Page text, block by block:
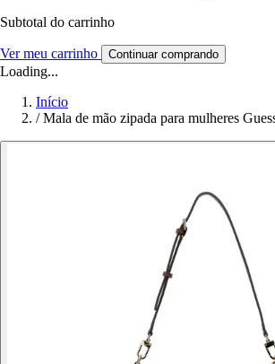
Subtotal do carrinho
Ver meu carrinho Continuar comprando
Loading...
Início
/ Mala de mão zipada para mulheres